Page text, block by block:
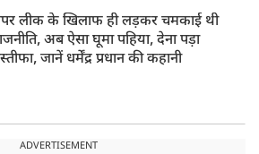
लीक के खिलाफ ही लड़कर चमकाई थी
अब ऐसा घूमा पहिया, देना पड़ा
जानें धर्मेंद्र प्रधान की कहानी
ADVERTISEMENT